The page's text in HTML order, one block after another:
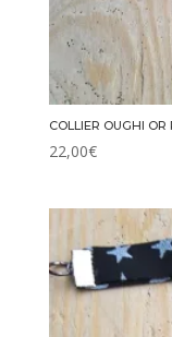
COLLIER OUGHI
22,00€